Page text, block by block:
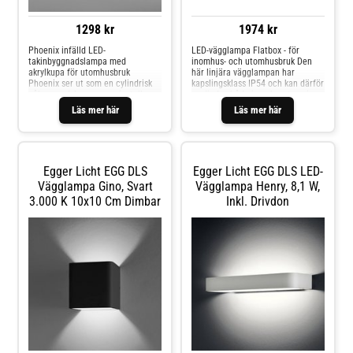
1298 kr
Läs mer här
Phoenix infälld LED-
takinbyggnadslampa med
akrylkupa för utomhusbruk
Phoenix ser ut som en cylindrisk
påbyggnadslampa men installeras
som en inbyggnadslampa. Tack
vare sin stänkskyddade design är
Phoenix även lämplig för
av en akryldiffusor och ger både
direkt allmänbelysning och mjuk
takbelysning - exklusiv LED-drivare
- säljs separat - dimbar (beroende
på val av drivdon) - kapslingsklass:
IP44 - bra färgåtergivning: CRI 90
1974 kr
Läs mer här
LED-vägglampa Flatbox - för
inomhus- och utomhusbruk Den
här linjära vägglampan har
kapslingsklass IP54 och kan därför
användas både inomhus, t.ex. i
fuktiga rum, och utomhus som
modern allmänbelysning. Den
spotar ett mjukt, varmvitt ljus
Egger Licht EGG DLS
Vägglampa Gino, Svart
3.000 K 10x10 Cm Dimbar
Egger Licht EGG DLS LED-
Vägglampa Henry, 8,1 W,
Inkl. Drivdon